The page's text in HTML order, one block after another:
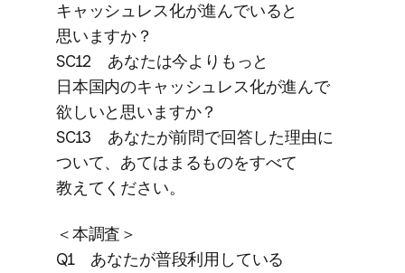
キャッシュレス化が​進んでいると​
思いますか？
SC12 あなたは​今よりもっと​
日本国内の​キャッシュレス化が​進んで​
欲しいと​思いますか？
SC13 あなたが​前問で​回答した​理由に​
ついて、​あては​まる​ものを​すべて​
教えてください。
＜本調査＞
Q1 あなたが​普段利用している​